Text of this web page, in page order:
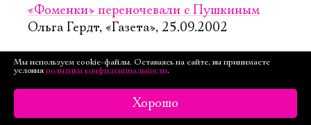
«Фоменки» переночевали с Пушкиным
Ольга Гердт, «Газета», 25.09.2002
Безумная Шайо
Ольга Егошина, «Вёрсты», 4.06.2002
Безумный мир на подмостках
Мы используем cookie-файлы. Оставаясь на сайте, вы принимаете
условия политики конфиденциальности.
Хорошо